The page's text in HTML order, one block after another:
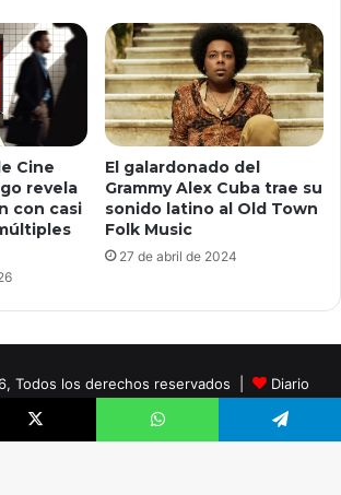
Cine
revela
con casi
El galardonado del
Grammy Alex Cuba trae su
sonido latino al Old Town
Folk Music
27 de abril de 2024
Todos los derechos reservados |
Diario
Tema creado por InSpanish Media®
WhatsApp Telegram